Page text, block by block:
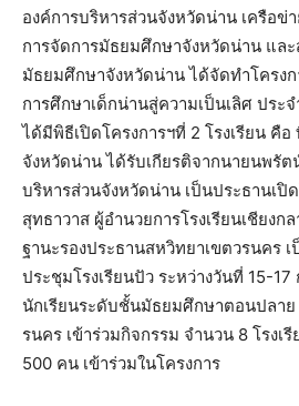
องค์การบริหารส่วนจังหวัดน่าน เครือข่
การจัดการมัธยมศึกษาจังหวัดน่าน แล
มัธยมศึกษาจังหวัดน่าน ได้จัดทำโคร
การศึกษาเด็กน่านสู่ความเป็นเลิศ ประ
ได้มีพิธีเปิดโครงการฯที่ 2 โรงเรียน คือ
จังหวัดน่าน ได้รับเกียรติจากนายนพรัต
บริหารส่วนจังหวัดน่าน เป็นประธานเปิ
สุทธาวาส ผู้อำนวยการโรงเรียนเชียงก
ฐานะรองประธานสหวิทยาเขตวรนคร
ประชุมโรงเรียนปัว ระหว่างวันที่ 15-
นักเรียนระดับชั้นมัธยมศึกษาตอนปลาย
รนคร เข้าร่วมกิจกรรม จำนวน 8 โรงเ
500 คน เข้าร่วมในโครงการ